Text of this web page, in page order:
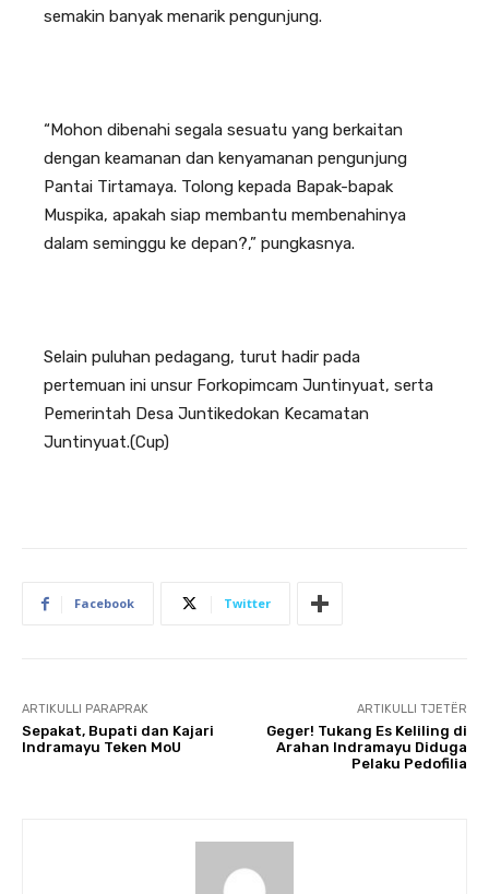
semakin banyak menarik pengunjung.
“Mohon dibenahi segala sesuatu yang berkaitan
dengan keamanan dan kenyamanan pengunjung
Pantai Tirtamaya. Tolong kepada Bapak-bapak
Muspika, apakah siap membantu membenahinya
dalam seminggu ke depan?,” pungkasnya.
Selain puluhan pedagang, turut hadir pada
pertemuan ini unsur Forkopimcam Juntinyuat, serta
Pemerintah Desa Juntikedokan Kecamatan
Juntinyuat.(Cup)
Facebook Twitter
ARTIKULLI PARAPRAK
Sepakat, Bupati dan Kajari
Indramayu Teken MoU
ARTIKULLI TJETËR
Geger! Tukang Es Keliling di
Arahan Indramayu Diduga
Pelaku Pedofilia